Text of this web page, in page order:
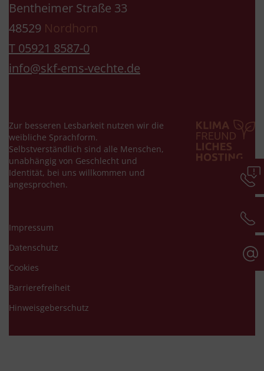
Bentheimer Straße 33
48529 Nordhorn
T 05921 8587-0
info@skf-ems-vechte.de
Zur besseren Lesbarkeit nutzen wir die
weibliche Sprachform.
Selbstverständlich sind alle Menschen,
unabhängig von Geschlecht und
Identität, bei uns willkommen und
angesprochen.
Impressum
Datenschutz
Cookies
Barrierefreiheit
Hinweisgeberschutz